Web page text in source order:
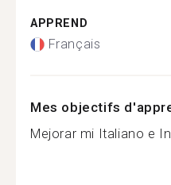
APPREND
Français
Mes objectifs
Mejorar mi Italiano e